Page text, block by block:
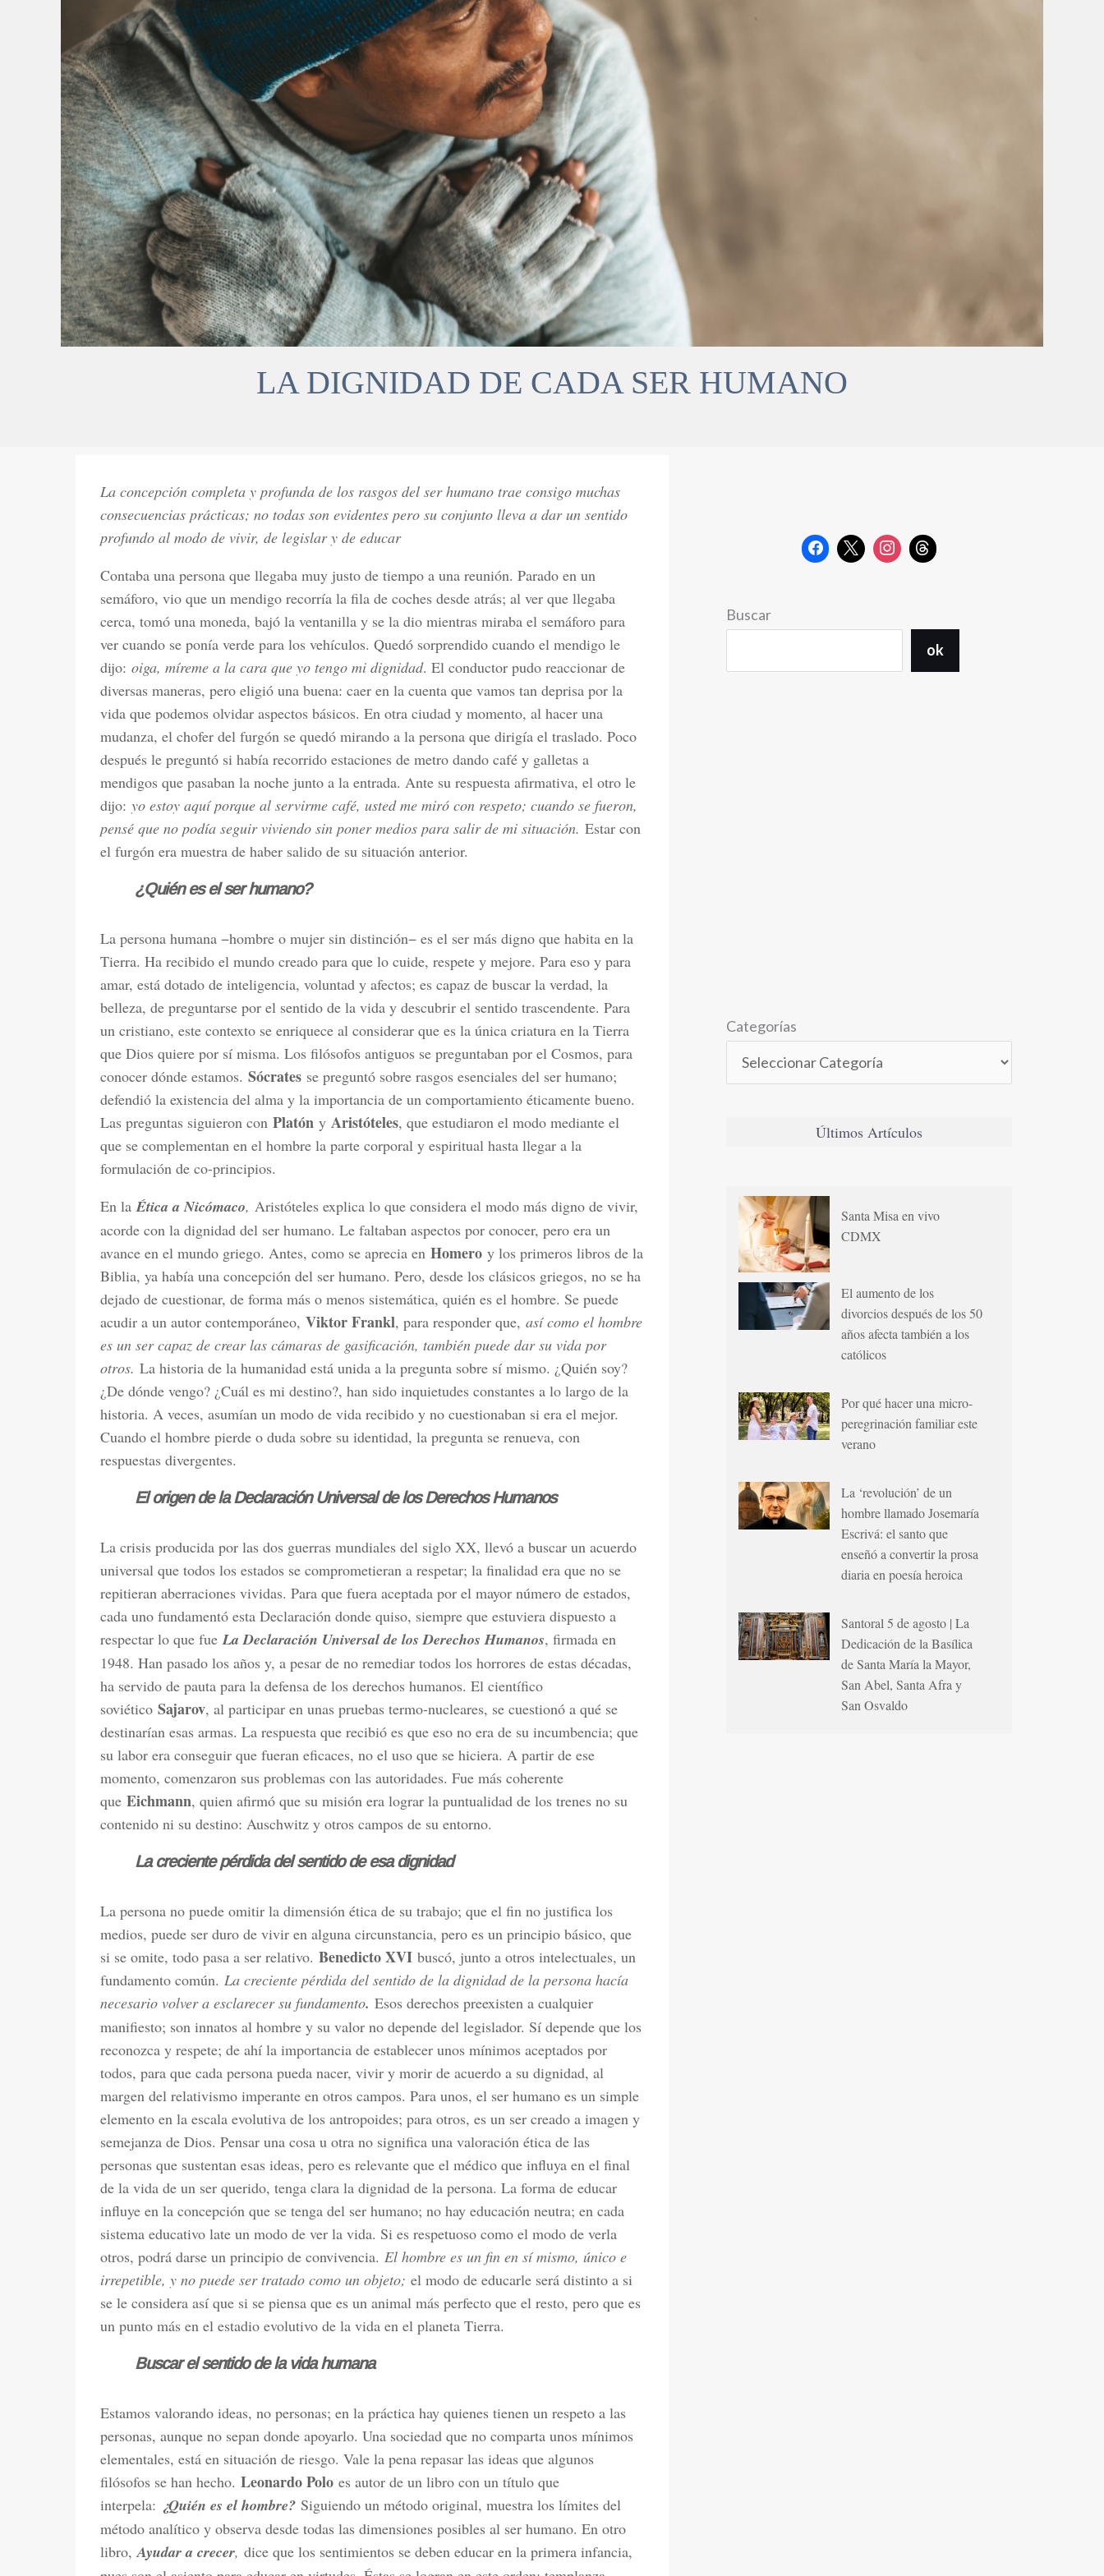
LA DIGNIDAD DE CADA SER HUMANO
La concepción completa y profunda de los rasgos del ser humano trae consigo muchas
consecuencias prácticas; no todas son evidentes pero su conjunto lleva a dar un sentido
profundo al modo de vivir, de legislar y de educar
Contaba una persona que llegaba muy justo de tiempo a una reunión. Parado en un
semáforo, vio que un mendigo recorría la fila de coches desde atrás; al ver que llegaba
cerca, tomó una moneda, bajó la ventanilla y se la dio mientras miraba el semáforo para
ver cuando se ponía verde para los vehículos. Quedó sorprendido cuando el mendigo le
dijo: oiga, míreme a la cara que yo tengo mi dignidad. El conductor pudo reaccionar de
diversas maneras, pero eligió una buena: caer en la cuenta que vamos tan deprisa por la
vida que podemos olvidar aspectos básicos. En otra ciudad y momento, al hacer una
mudanza, el chofer del furgón se quedó mirando a la persona que dirigía el traslado. Poco
después le preguntó si había recorrido estaciones de metro dando café y galletas a
mendigos que pasaban la noche junto a la entrada. Ante su respuesta afirmativa, el otro le
dijo: yo estoy aquí porque al servirme café, usted me miró con respeto; cuando se fueron,
pensé que no podía seguir viviendo sin poner medios para salir de mi situación. Estar con
el furgón era muestra de haber salido de su situación anterior.
¿Quién es el ser humano?
La persona humana −hombre o mujer sin distinción− es el ser más digno que habita en la
Tierra. Ha recibido el mundo creado para que lo cuide, respete y mejore. Para eso y para
amar, está dotado de inteligencia, voluntad y afectos; es capaz de buscar la verdad, la
belleza, de preguntarse por el sentido de la vida y descubrir el sentido trascendente. Para
un cristiano, este contexto se enriquece al considerar que es la única criatura en la Tierra
que Dios quiere por sí misma. Los filósofos antiguos se preguntaban por el Cosmos, para
conocer dónde estamos. Sócrates se preguntó sobre rasgos esenciales del ser humano;
defendió la existencia del alma y la importancia de un comportamiento éticamente bueno.
Las preguntas siguieron con Platón y Aristóteles, que estudiaron el modo mediante el
que se complementan en el hombre la parte corporal y espiritual hasta llegar a la
formulación de co-principios.
En laÉtica a Nicómaco, Aristóteles explica lo que considera el modo más digno de vivir,
acorde con la dignidad del ser humano. Le faltaban aspectos por conocer, pero era un
avance en el mundo griego. Antes, como se aprecia en Homero y los primeros libros de la
Biblia, ya había una concepción del ser humano. Pero, desde los clásicos griegos, no se ha
dejado de cuestionar, de forma más o menos sistemática, quién es el hombre. Se puede
acudir a un autor contemporáneo, Viktor Frankl, para responder que, así como el hombre
es un ser capaz de crear las cámaras de gasificación, también puede dar su vida por
otros. La historia de la humanidad está unida a la pregunta sobre sí mismo. ¿Quién soy?
¿De dónde vengo? ¿Cuál es mi destino?, han sido inquietudes constantes a lo largo de la
historia. A veces, asumían un modo de vida recibido y no cuestionaban si era el mejor.
Cuando el hombre pierde o duda sobre su identidad, la pregunta se renueva, con
respuestas divergentes.
El origen de la Declaración Universal de los Derechos Humanos
La crisis producida por las dos guerras mundiales del siglo XX, llevó a buscar un acuerdo
universal que todos los estados se comprometieran a respetar; la finalidad era que no se
repitieran aberraciones vividas. Para que fuera aceptada por el mayor número de estados,
cada uno fundamentó esta Declaración donde quiso, siempre que estuviera dispuesto a
respectar lo que fueLa Declaración Universal de los Derechos Humanos, firmada en
1948. Han pasado los años y, a pesar de no remediar todos los horrores de estas décadas,
ha servido de pauta para la defensa de los derechos humanos. El científico
soviético Sajarov, al participar en unas pruebas termo-nucleares, se cuestionó a qué se
destinarían esas armas. La respuesta que recibió es que eso no era de su incumbencia; que
su labor era conseguir que fueran eficaces, no el uso que se hiciera. A partir de ese
momento, comenzaron sus problemas con las autoridades. Fue más coherente
que Eichmann, quien afirmó que su misión era lograr la puntualidad de los trenes no su
contenido ni su destino: Auschwitz y otros campos de su entorno.
La creciente pérdida del sentido de esa dignidad
La persona no puede omitir la dimensión ética de su trabajo; que el fin no justifica los
medios, puede ser duro de vivir en alguna circunstancia, pero es un principio básico, que
si se omite, todo pasa a ser relativo. Benedicto XVI buscó, junto a otros intelectuales, un
fundamento común. La creciente pérdida del sentido de la dignidad de la persona hacía
necesario volver a esclarecer su fundamento. Esos derechos preexisten a cualquier
manifiesto; son innatos al hombre y su valor no depende del legislador. Sí depende que los
reconozca y respete; de ahí la importancia de establecer unos mínimos aceptados por
todos, para que cada persona pueda nacer, vivir y morir de acuerdo a su dignidad, al
margen del relativismo imperante en otros campos. Para unos, el ser humano es un simple
elemento en la escala evolutiva de los antropoides; para otros, es un ser creado a imagen y
semejanza de Dios. Pensar una cosa u otra no significa una valoración ética de las
personas que sustentan esas ideas, pero es relevante que el médico que influya en el final
de la vida de un ser querido, tenga clara la dignidad de la persona. La forma de educar
influye en la concepción que se tenga del ser humano; no hay educación neutra; en cada
sistema educativo late un modo de ver la vida. Si es respetuoso como el modo de verla
otros, podrá darse un principio de convivencia. El hombre es un fin en sí mismo, único e
irrepetible, y no puede ser tratado como un objeto; el modo de educarle será distinto a si
se le considera así que si se piensa que es un animal más perfecto que el resto, pero que es
un punto más en el estadio evolutivo de la vida en el planeta Tierra.
Buscar el sentido de la vida humana
Estamos valorando ideas, no personas; en la práctica hay quienes tienen un respeto a las
personas, aunque no sepan donde apoyarlo. Una sociedad que no comparta unos mínimos
elementales, está en situación de riesgo. Vale la pena repasar las ideas que algunos
filósofos se han hecho. Leonardo Polo es autor de un libro con un título que
interpela: ¿Quién es el hombre? Siguiendo un método original, muestra los límites del
método analítico y observa desde todas las dimensiones posibles al ser humano. En otro
libro,Ayudar a crecer, dice que los sentimientos se deben educar en la primera infancia,
Buscar
ok
Categorías
Últimos Artículos
Santa Misa en vivo
CDMX
El aumento de los
divorcios después de los 50
años afecta también a los
católicos
Por qué hacer una micro-
peregrinación familiar este
verano
La ‘revolución’ de un
hombre llamado Josemaría
Escrivá: el santo que
enseñó a convertir la prosa
diaria en poesía heroica
Santoral 5 de agosto | La
Dedicación de la Basílica
de Santa María la Mayor,
San Abel, Santa Afra y
San Osvaldo